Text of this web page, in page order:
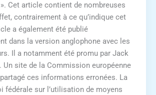
Cet article contient de nombreuses
contrairement à ce qu’indique cet
a également été publié
dans la version anglophone avec les
Il a notamment été promu par Jack
Un site de la Commission européenne
ces informations erronées. La
fédérale sur l’utilisation de moyens